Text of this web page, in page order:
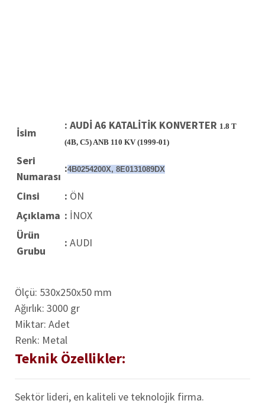
İsim
: AUDİ A6 KATALİTİK KONVERTER 1.8 T
(4B, C5) ANB 110 KV (1999-01)
Seri
Numarası
:4B0254200X, 8E0131089DX
Cinsi : ÖN
Açıklama : İNOX
Ürün
Grubu
: AUDI
Ölçü: 530x250x50 mm
Ağırlık: 3000 gr
Miktar: Adet
Renk: Metal
Teknik Özellikler:
Sektör lideri, en kaliteli ve teknolojik firma.